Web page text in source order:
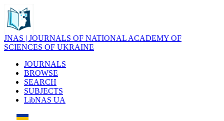
JNAS | JOURNALS OF NATIONAL ACADEMY OF
SCIENCES OF UKRAINE
JOURNALS
BROWSE
SEARCH
SUBJECTS
LibNAS UA